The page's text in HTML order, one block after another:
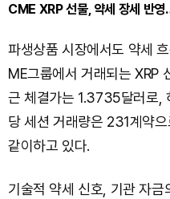
CME XRP 선물, 약세 장세 반
파생상품 시장에서도 약세
ME그룹에서 거래되는 XRP
근 체결가는 1.3735달러로,
당 세션 거래량은 231계약
같이하고 있다.
기술적 약세 신호, 기관 자